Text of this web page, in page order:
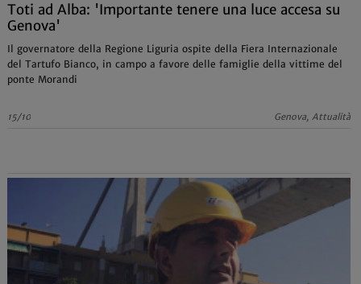
Toti ad Alba: 'Importante tenere una luce accesa su
Genova'
Il governatore della Regione Liguria ospite della Fiera Internazionale
del Tartufo Bianco, in campo a favore delle famiglie della vittime del
ponte Morandi
15/10 Genova, Attualità